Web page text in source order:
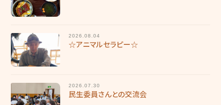
2026.08.04
☆アニマルセラピー☆
2026.07.30
民生委員さんとの交流会